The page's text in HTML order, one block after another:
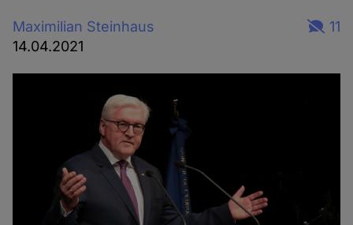
Maximilian Steinhaus
14.04.2021
11